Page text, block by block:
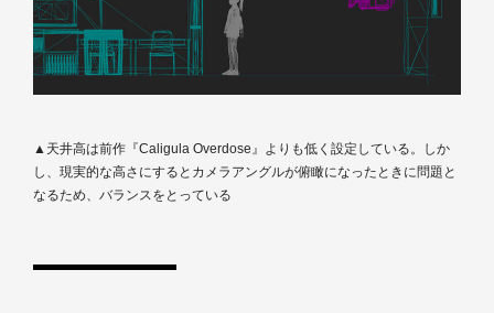
▲天井高は前作『Caligula Overdose』よりも低く設定している。しか
し、現実的な高さにするとカメラアングルが俯瞰になったときに問題と
なるため、バランスをとっている